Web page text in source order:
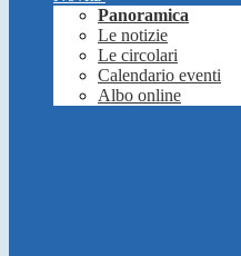
Panoramica
Le notizie
Le circolari
Calendario eventi
Albo online